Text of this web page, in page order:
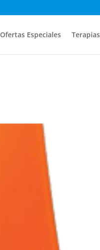
Ofertas Especiales Terapias